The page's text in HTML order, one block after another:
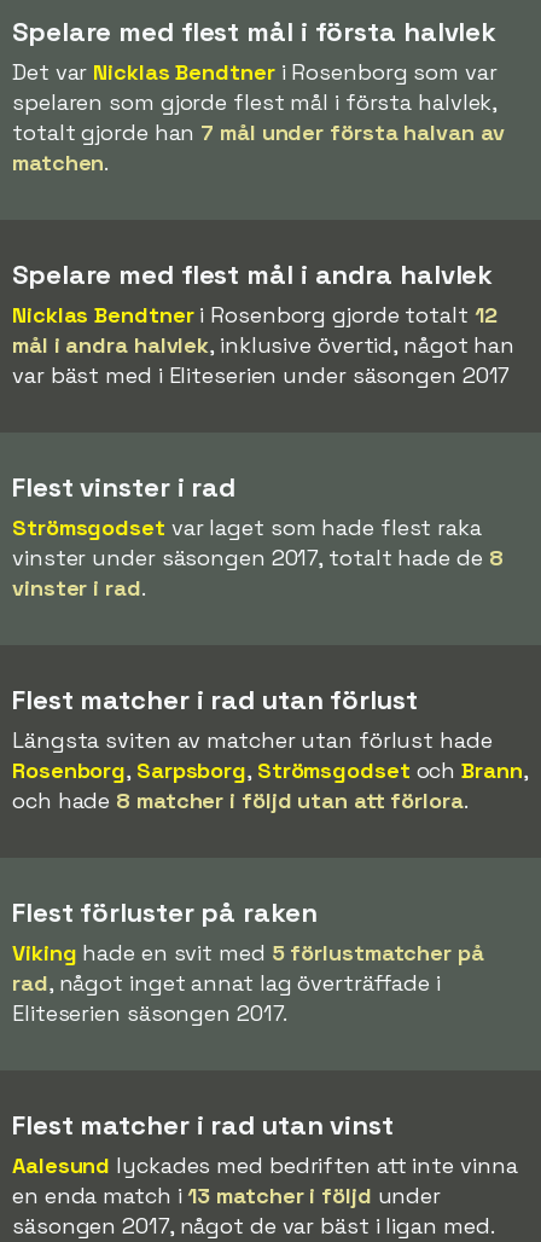
Spelare med flest mål i första halvlek
Det var Nicklas Bendtneri Rosenborg som var
spelaren som gjorde flest mål i första halvlek,
totalt gjorde han 7 mål under första halvan av
matchen.
Spelare med flest mål i andra halvlek
Nicklas Bendtneri Rosenborg gjorde totalt 12
mål i andra halvlek, inklusive övertid, något han
var bäst med i Eliteserien under säsongen 2017
Flest vinster i rad
Strömsgodset var laget som hade flest raka
vinster under säsongen 2017, totalt hade de 8
vinster i rad.
Flest matcher i rad utan förlust
Längsta sviten av matcher utan förlust hade
Rosenborg, Sarpsborg, Strömsgodset ochBrann,
och hade 8 matcher i följd utan att förlora.
Flest förluster på raken
Viking hade en svit med 5 förlustmatcher på
rad, något inget annat lag överträffade i
Eliteserien säsongen 2017.
Flest matcher i rad utan vinst
Aalesund lyckades med bedriften att inte vinna
en enda match i13 matcher i följd under
säsongen 2017, något de var bäst i ligan med.